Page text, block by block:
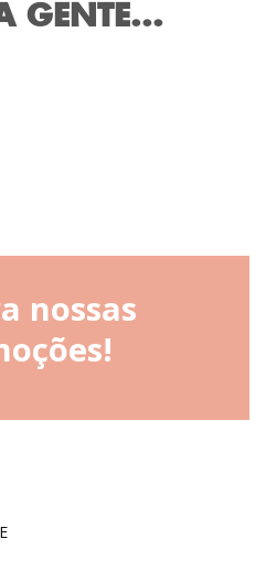
GENTE...
nossas